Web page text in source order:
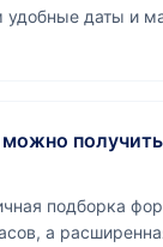
удобные даты и
подборка
а